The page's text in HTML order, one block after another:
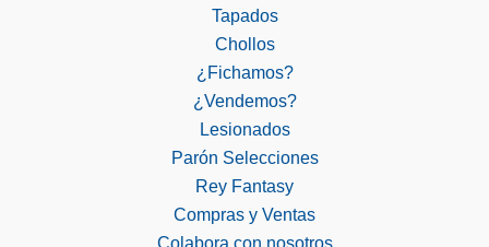
Tapados
Chollos
¿Fichamos?
¿Vendemos?
Lesionados
Parón Selecciones
Rey Fantasy
Compras y Ventas
Colabora con nosotros